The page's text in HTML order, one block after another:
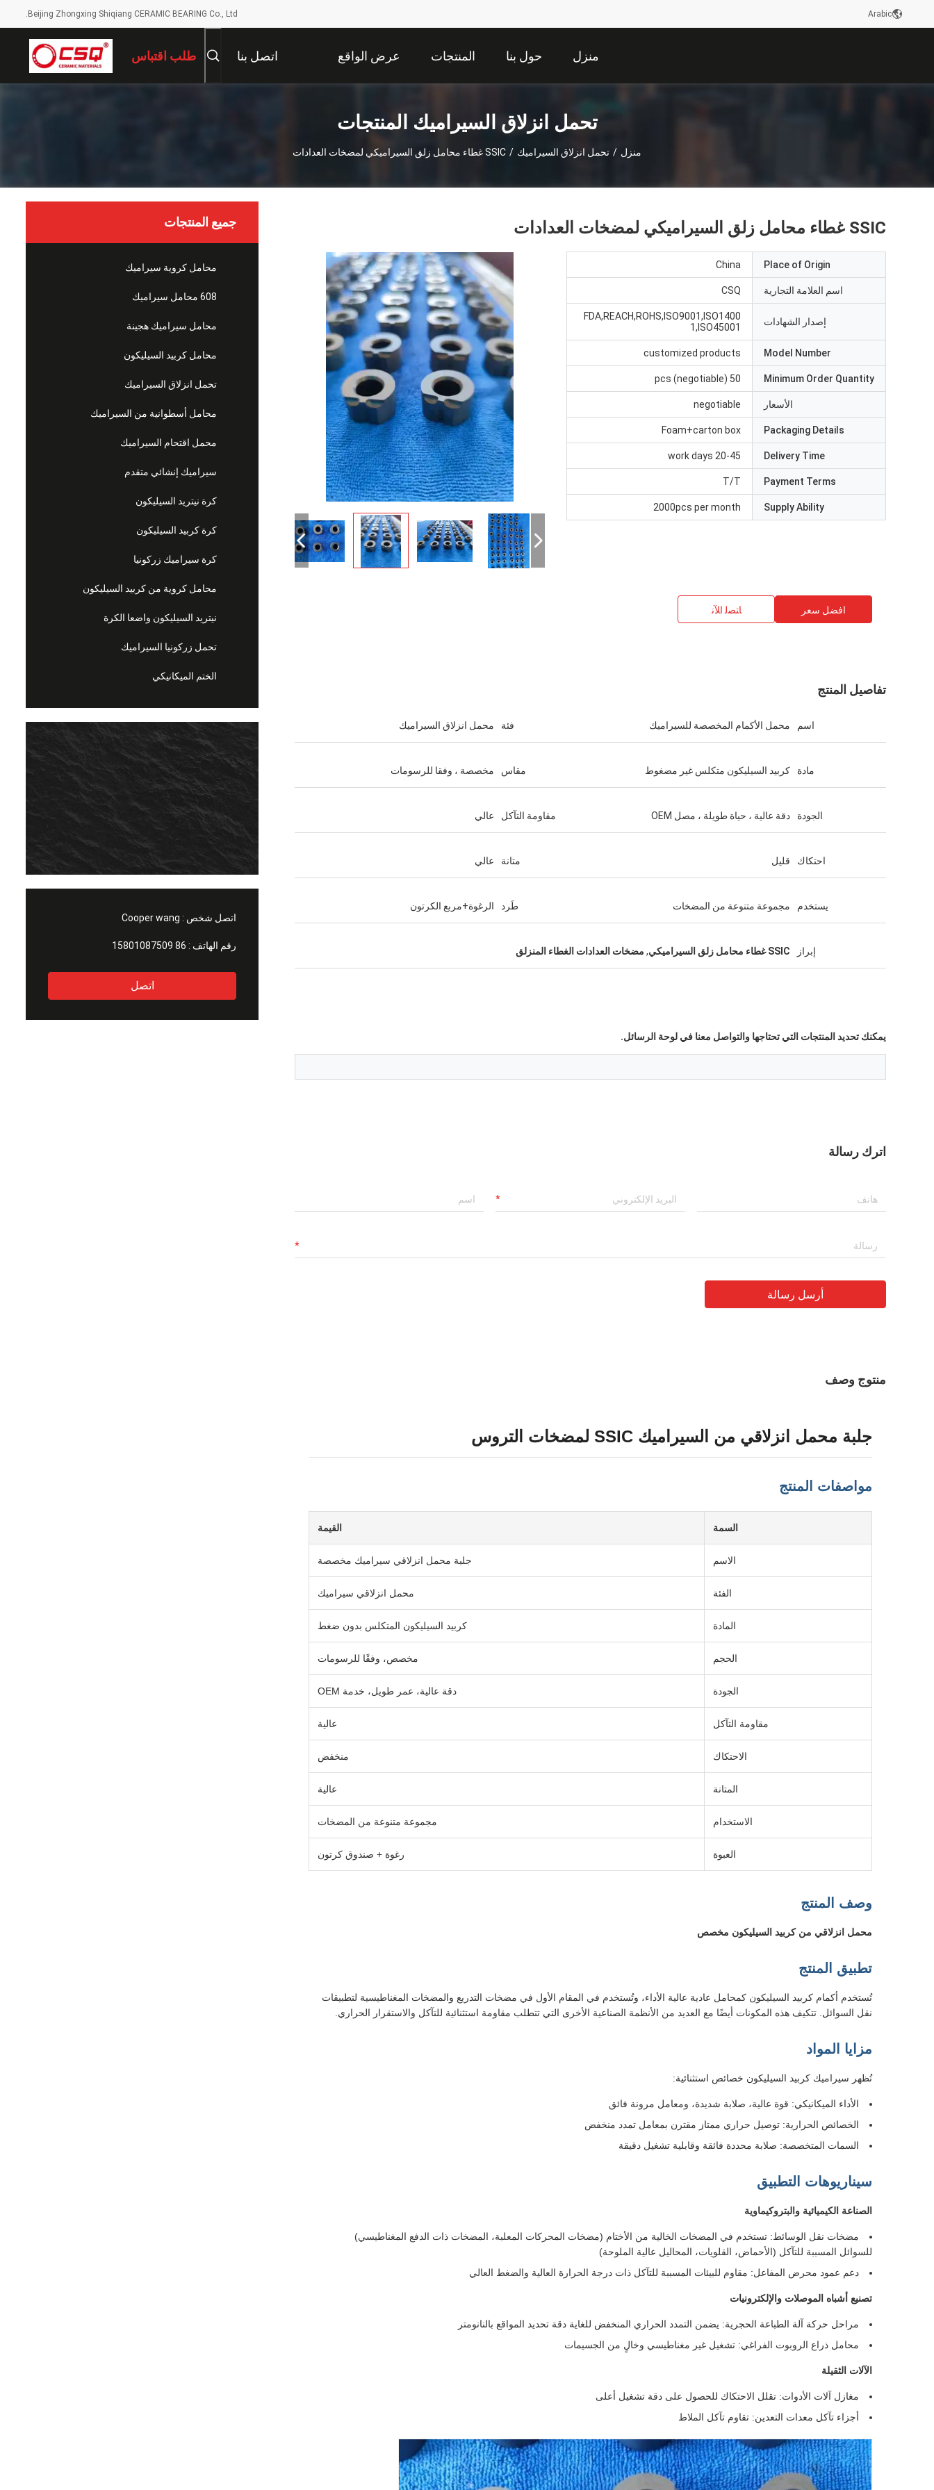
Beijing Zhongxing Shiqiang CERAMIC BEARING Co., Ltd. Arabic
منزل حول بنا المنتجات عرض الواقع
الافتراضي
اتصل بنا طلب اقتباس
تحمل انزلاق السيراميك المنتجات
منزل / تحمل انزلاق السيراميك / SSIC غطاء محامل زلق السيراميكي لمضخات العدادات
جميع المنتجات
محامل كروية سيراميك
608 محامل سيراميك
محامل سيراميك هجينة
محامل كربيد السيليكون
تحمل انزلاق السيراميك
محامل أسطوانية من السيراميك
محمل اقتحام السيراميك
سيراميك إنشائي متقدم
كرة نيتريد السيليكون
كرة كربيد السيليكون
كرة سيراميك زركونيا
محامل كروية من كربيد السيليكون
نيتريد السيليكون واضعا الكرة
تحمل زركونيا السيراميك
الختم الميكانيكي
اتصل شخص : Cooper wang
رقم الهاتف : 86 15801087509
اتصل
SSIC غطاء محامل زلق السيراميكي لمضخات العدادات
Place of Origin
China
اسم العلامة التجارية CSQ
إصدار الشهادات
FDA,REACH,ROHS,ISO9001,ISO1400
1,ISO45001
Model Number
customized products
Minimum Order Quantity
50 pcs (negotiable)
الأسعار negotiable
Packaging Details
Foam+carton box
Delivery Time
20-45 work days
Payment Terms
T/T
Supply Ability
2000pcs per month
افضل سعر ﺎﺘﺼﻟ ﺍﻶﻧ
تفاصيل المنتج
اسم محمل الأكمام المخصصة للسيراميك فئة محمل انزلاق السيراميك
مادة كربيد السيليكون متكلس غير مضغوط مقاس مخصصة ، وفقا للرسومات
الجودة دقة عالية ، حياة طويلة ، مصل OEM مقاومة التآكل عالي
احتكاك قليل متانة عالي
يستخدم مجموعة متنوعة من المضخات طَرد الرغوة+مربع الكرتون
إبراز SSIC غطاء محامل زلق السيراميكي , مضخات العدادات الغطاء المنزلق
يمكنك تحديد المنتجات التي تحتاجها والتواصل معنا في لوحة الرسائل.
اترك رسالة
أرسل رسالة
منتوج وصف
جلبة محمل انزلاقي من السيراميك SSIC لمضخات التروس
مواصفات المنتج
السمة القيمة
الاسم جلبة محمل انزلاقي سيراميك مخصصة
الفئة محمل انزلاقي سيراميك
المادة كربيد السيليكون المتكلس بدون ضغط
الحجم مخصص، وفقًا للرسومات
الجودة دقة عالية، عمر طويل، خدمة OEM
مقاومة التآكل عالية
الاحتكاك منخفض
المتانة عالية
الاستخدام مجموعة متنوعة من المضخات
العبوة رغوة + صندوق كرتون
وصف المنتج
محمل انزلاقي من كربيد السيليكون مخصص
تطبيق المنتج
تُستخدم أكمام كربيد السيليكون كمحامل عادية عالية الأداء، وتُستخدم في المقام الأول في مضخات التدريع والمضخات المغناطيسية لتطبيقات
نقل السوائل. تتكيف هذه المكونات أيضًا مع العديد من الأنظمة الصناعية الأخرى التي تتطلب مقاومة استثنائية للتآكل والاستقرار الحراري.
مزايا المواد
تُظهر سيراميك كربيد السيليكون خصائص استثنائية:
الأداء الميكانيكي: قوة عالية، صلابة شديدة، ومعامل مرونة فائق
الخصائص الحرارية: توصيل حراري ممتاز مقترن بمعامل تمدد منخفض
السمات المتخصصة: صلابة محددة فائقة وقابلية تشغيل دقيقة
سيناريوهات التطبيق
الصناعة الكيميائية والبتروكيماوية
مضخات نقل الوسائط: تستخدم في المضخات الخالية من الأختام (مضخات المحركات المعلبة، المضخات ذات الدفع المغناطيسي)
للسوائل المسببة للتآكل (الأحماض، القلويات، المحاليل عالية الملوحة)
دعم عمود محرض المفاعل: مقاوم للبيئات المسببة للتآكل ذات درجة الحرارة العالية والضغط العالي
تصنيع أشباه الموصلات والإلكترونيات
مراحل حركة آلة الطباعة الحجرية: يضمن التمدد الحراري المنخفض للغاية دقة تحديد المواقع بالنانومتر
محامل ذراع الروبوت الفراغي: تشغيل غير مغناطيسي وخالٍ من الجسيمات
الآلات الثقيلة
مغازل آلات الأدوات: تقلل الاحتكاك للحصول على دقة تشغيل أعلى
أجزاء تآكل معدات التعدين: تقاوم تآكل الملاط